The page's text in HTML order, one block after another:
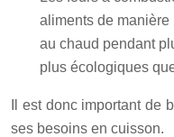
aliments de
au chaud pendant
plus écologiques
Il est donc important de
ses besoins en cuisson.